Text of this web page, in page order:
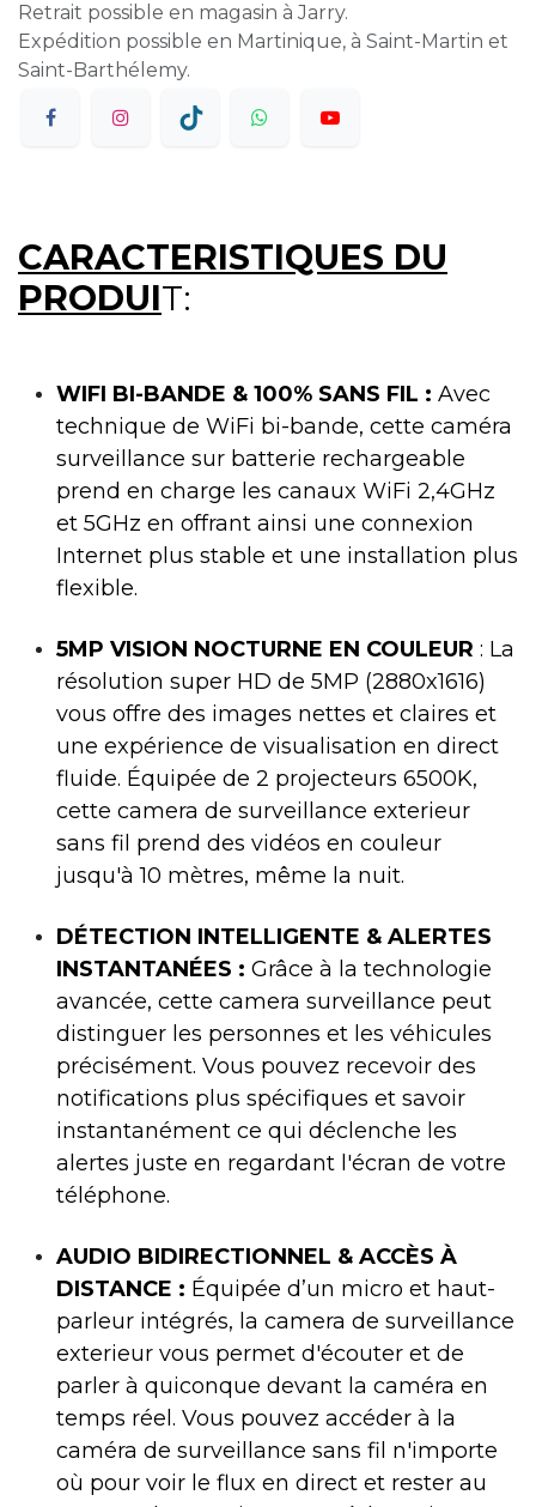
Retrait possible en magasin à Jarry.
Expédition possible en Martinique, à Saint-Martin et
Saint-Barthélemy.
CARACTERISTIQUES DU
PRODUIT:
WIFI BI-BANDE & 100% SANS FIL : Avec
technique de WiFi bi-bande, cette caméra
surveillance sur batterie rechargeable
prend en charge les canaux WiFi 2,4GHz
et 5GHz en offrant ainsi une connexion
Internet plus stable et une installation plus
flexible.
5MP VISION NOCTURNE EN COULEUR : La
résolution super HD de 5MP (2880x1616)
vous offre des images nettes et claires et
une expérience de visualisation en direct
fluide. Équipée de 2 projecteurs 6500K,
cette camera de surveillance exterieur
sans fil prend des vidéos en couleur
jusqu'à 10 mètres, même la nuit.
DÉTECTION INTELLIGENTE & ALERTES
INSTANTANÉES : Grâce à la technologie
avancée, cette camera surveillance peut
distinguer les personnes et les véhicules
précisément. Vous pouvez recevoir des
notifications plus spécifiques et savoir
instantanément ce qui déclenche les
alertes juste en regardant l'écran de votre
téléphone.
AUDIO BIDIRECTIONNEL & ACCÈS À
DISTANCE : Équipée d’un micro et haut-
parleur intégrés, la camera de surveillance
exterieur vous permet d'écouter et de
parler à quiconque devant la caméra en
temps réel. Vous pouvez accéder à la
caméra de surveillance sans fil n'importe
où pour voir le flux en direct et rester au